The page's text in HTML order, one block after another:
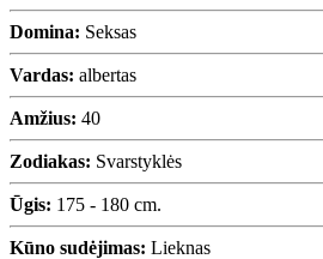
Domina: Seksas
Vardas: albertas
Amžius: 40
Zodiakas: Svarstyklės
Ūgis: 175 - 180 cm.
Kūno sudėjimas: Lieknas